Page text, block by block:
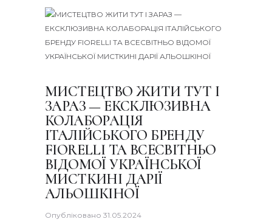
МИСТЕЦТВО ЖИТИ ТУТ І
ЗАРАЗ — ЕКСКЛЮЗИВНА
КОЛАБОРАЦІЯ
ІТАЛІЙСЬКОГО БРЕНДУ
FIORELLI ТА ВСЕСВІТНЬО
ВІДОМОЇ УКРАЇНСЬКОЇ
МИСТКИНІ ДАРІЇ
АЛЬОШКІНОЇ
Опубліковано 31.05.2024